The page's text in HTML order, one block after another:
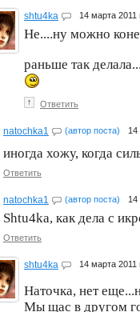
shtu4ka 14 марта 2011
Не....ну можно
раньше так
↑ Ответить
natochka1 (автор поста) 14
иногда хожу, когда
Ответить
natochka1 (автор поста) 14
Shtu4ka, как дела с
Ответить
shtu4ka 14 марта 2011
Наточка, нет
Мы щас в другом